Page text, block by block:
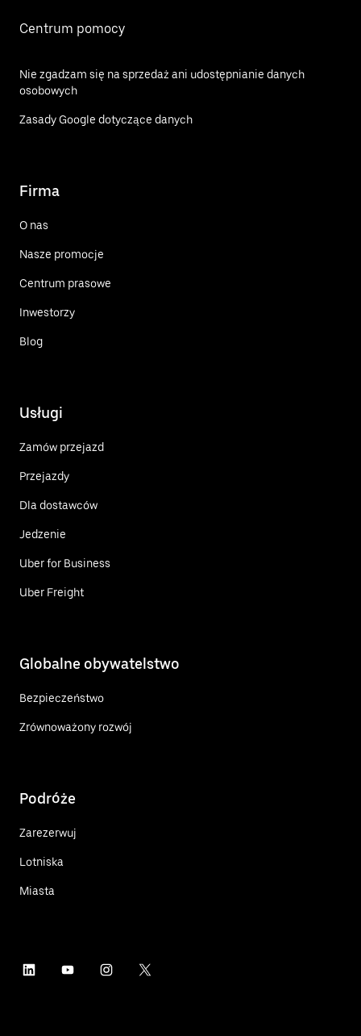
Centrum pomocy
Nie zgadzam się na sprzedaż ani udostępnianie danych
osobowych
Zasady Google dotyczące danych
Firma
O nas
Nasze promocje
Centrum prasowe
Inwestorzy
Blog
Usługi
Zamów przejazd
Przejazdy
Dla dostawców
Jedzenie
Uber for Business
Uber Freight
Globalne obywatelstwo
Bezpieczeństwo
Zrównoważony rozwój
Podróże
Zarezerwuj
Lotniska
Miasta